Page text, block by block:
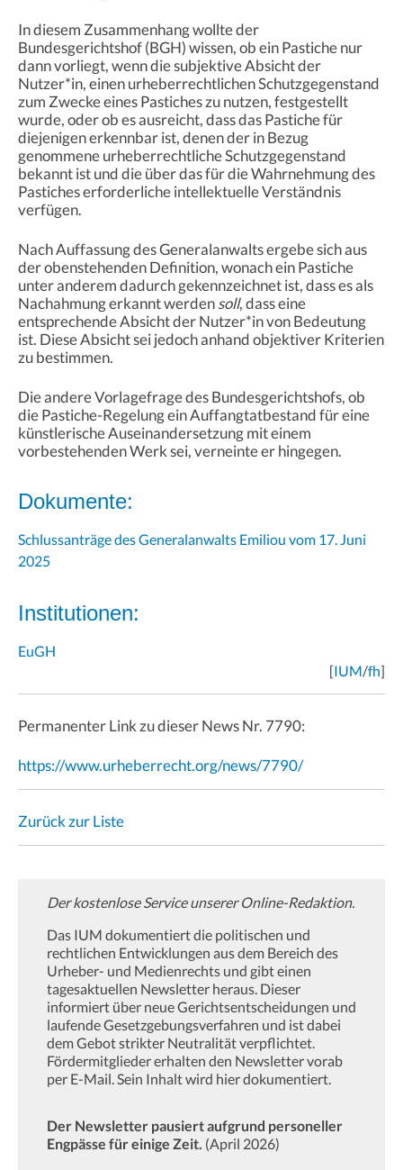
In diesem Zusammenhang wollte der
Bundesgerichtshof (BGH) wissen, ob ein Pastiche nur
dann vorliegt, wenn die subjektive Absicht der
Nutzer*in, einen urheberrechtlichen Schutzgegenstand
zum Zwecke eines Pastiches zu nutzen, festgestellt
wurde, oder ob es ausreicht, dass das Pastiche für
diejenigen erkennbar ist, denen der in Bezug
genommene urheberrechtliche Schutzgegenstand
bekannt ist und die über das für die Wahrnehmung des
Pastiches erforderliche intellektuelle Verständnis
verfügen.
Nach Auffassung des Generalanwalts ergebe sich aus
der obenstehenden Definition, wonach ein Pastiche
unter anderem dadurch gekennzeichnet ist, dass es als
Nachahmung erkannt werdensoll, dass eine
entsprechende Absicht der Nutzer*in von Bedeutung
ist. Diese Absicht sei jedoch anhand objektiver Kriterien
zu bestimmen.
Die andere Vorlagefrage des Bundesgerichtshofs, ob
die Pastiche-Regelung ein Auffangtatbestand für eine
künstlerische Auseinandersetzung mit einem
vorbestehenden Werk sei, verneinte er hingegen.
Dokumente:
Schlussanträge des Generalanwalts Emiliou vom 17. Juni
2025
Institutionen:
EuGH
[IUM/fh]
Permanenter Link zu dieser News Nr. 7790:
https://www.urheberrecht.org/news/7790/
Zurück zur Liste
Der kostenlose Service unserer Online-Redaktion.
Das IUM dokumentiert die politischen und
rechtlichen Entwicklungen aus dem Bereich des
Urheber- und Medienrechts und gibt einen
tagesaktuellen Newsletter heraus. Dieser
informiert über neue Gerichtsentscheidungen und
laufende Gesetzgebungsverfahren und ist dabei
dem Gebot strikter Neutralität verpflichtet.
Fördermitglieder erhalten den Newsletter vorab
per E-Mail. Sein Inhalt wird hier dokumentiert.
Der Newsletter pausiert aufgrund personeller
Engpässe für einige Zeit. (April 2026)